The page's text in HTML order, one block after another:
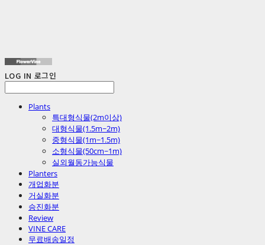
LOG IN 로그인
Plants
특대형식물(2m이상)
대형식물(1.5m~2m)
중형식물(1m~1.5m)
소형식물(50cm~1m)
실외월동가능식물
Planters
개업화분
거실화분
승진화분
Review
VINE CARE
무료배송일정